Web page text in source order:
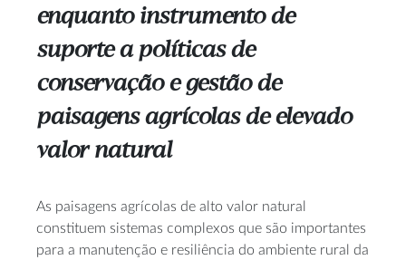
enquanto instrumento de
suporte a políticas de
conservação e gestão de
paisagens agrícolas de elevado
valor natural
As paisagens agrícolas de alto valor natural
constituem sistemas complexos que são importantes
para a manutenção e resiliência do ambiente rural da